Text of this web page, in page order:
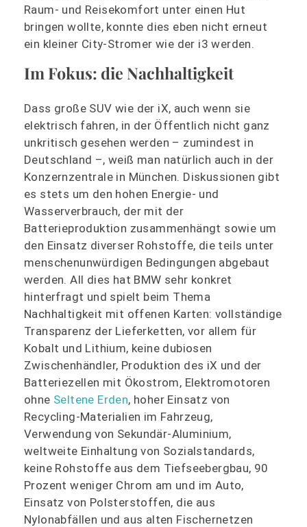
Raum- und Reisekomfort unter einen Hut
bringen wollte, konnte dies eben nicht erneut
ein kleiner City-Stromer wie der i3 werden.
Im Fokus: die Nachhaltigkeit
Dass große SUV wie der iX, auch wenn sie
elektrisch fahren, in der Öffentlich nicht ganz
unkritisch gesehen werden – zumindest in
Deutschland –, weiß man natürlich auch in der
Konzernzentrale in München. Diskussionen gibt
es stets um den hohen Energie- und
Wasserverbrauch, der mit der
Batterieproduktion zusammenhängt sowie um
den Einsatz diverser Rohstoffe, die teils unter
menschenunwürdigen Bedingungen abgebaut
werden. All dies hat BMW sehr konkret
hinterfragt und spielt beim Thema
Nachhaltigkeit mit offenen Karten: vollständige
Transparenz der Lieferketten, vor allem für
Kobalt und Lithium, keine dubiosen
Zwischenhändler, Produktion des iX und der
Batteriezellen mit Ökostrom, Elektromotoren
ohne Seltene Erden, hoher Einsatz von
Recycling-Materialien im Fahrzeug,
Verwendung von Sekundär-Aluminium,
weltweite Einhaltung von Sozialstandards,
keine Rohstoffe aus dem Tiefseebergbau, 90
Prozent weniger Chrom am und im Auto,
Einsatz von Polsterstoffen, die aus
Nylonabfällen und aus alten Fischernetzen